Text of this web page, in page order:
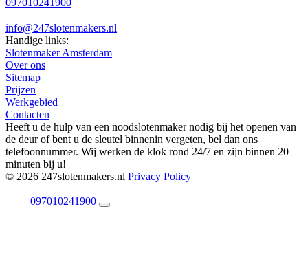
097010241900
info@247slotenmakers.nl
Handige links:
Slotenmaker Amsterdam
Over ons
Sitemap
Prijzen
Werkgebied
Contacten
Heeft u de hulp van een noodslotenmaker nodig bij het openen van
de deur of bent u de sleutel binnenin vergeten, bel dan ons
telefoonnummer. Wij werken de klok rond 24/7 en zijn binnen 20
minuten bij u!
© 2026 247slotenmakers.nl Privacy Policy
097010241900